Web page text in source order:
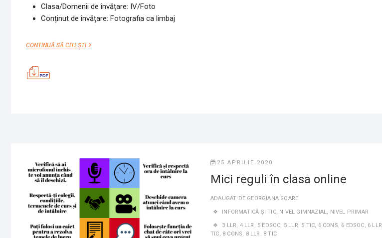
Clasa/Domenii de învățare: IV/Foto
Conținut de învățare: Fotografia ca limbaj
CONTINUĂ SĂ CITEȘTIFOTOGRAFIA
25 APRILIE 2020
Mici reguli în clasa online
ADAUGAT DE GEORGIANA SOARE
INFORMATICĂ ȘI TIC, NIVEL GIMNAZIAL, NIVEL PRIMAR
3 LLR, 4 LLR , 5 EDSOC, 5 LLR, 5 TIC, 6 CONS, 6 EDSOC, 6 LLR
TIC, 8 CONS, 8 LLR , 8 TIC